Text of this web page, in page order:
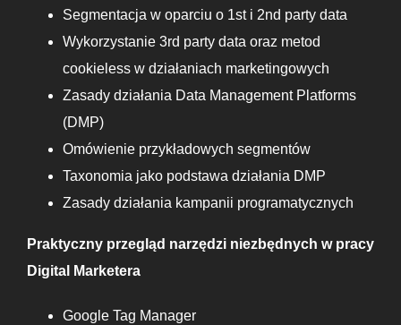
Segmentacja w oparciu o 1st i 2nd party data
Wykorzystanie 3rd party data oraz metod
cookieless w działaniach marketingowych
Zasady działania Data Management Platforms
(DMP)
Omówienie przykładowych segmentów
Taxonomia jako podstawa działania DMP
Zasady działania kampanii programatycznych
Praktyczny przegląd narzędzi niezbędnych w pracy
Digital Marketera
Google Tag Manager